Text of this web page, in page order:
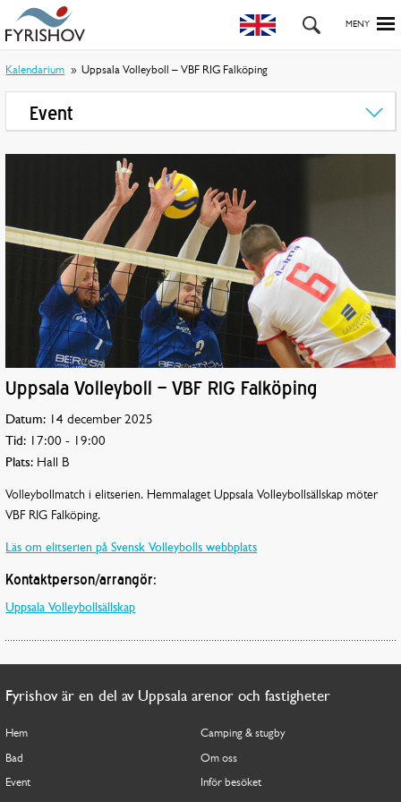
Kalendarium Uppsala Volleyboll – VBF RIG Falköping
Event
Uppsala Volleyboll – VBF RIG Falköping
Datum: 14 december 2025
Tid: 17:00 - 19:00
Plats: Hall B
Volleybollmatch i elitserien. Hemmalaget Uppsala Volleybollsällskap möter
VBF RIG Falköping.
Läs om elitserien på Svensk Volleybolls webbplats
Kontaktperson/arrangör:
Uppsala Volleybollsällskap
Fyrishov är en del av Uppsala arenor och fastigheter
Hem
Bad
Event
Camping & stugby
Om oss
Inför besöket